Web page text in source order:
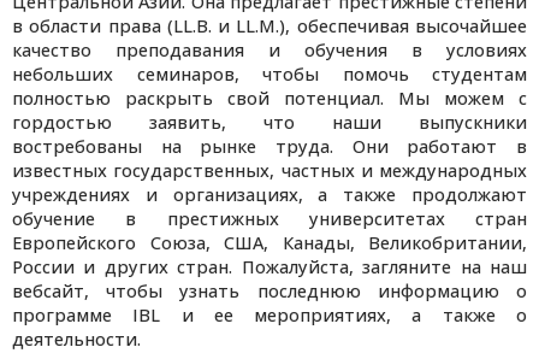
в области права (LL.B. и LL.M.), обеспечивая высочайшее
качество преподавания и обучения в условиях
небольших семинаров, чтобы помочь студентам
полностью раскрыть свой потенциал. Мы можем с
гордостью заявить, что наши выпускники
востребованы на рынке труда. Они работают в
известных государственных, частных и международных
учреждениях и организациях, а также продолжают
обучение в престижных университетах стран
Европейского Союза, США, Канады, Великобритании,
России и других стран. Пожалуйста, загляните на наш
вебсайт, чтобы узнать последнюю информацию о
программе IBL и ее мероприятиях, а также о
деятельности.